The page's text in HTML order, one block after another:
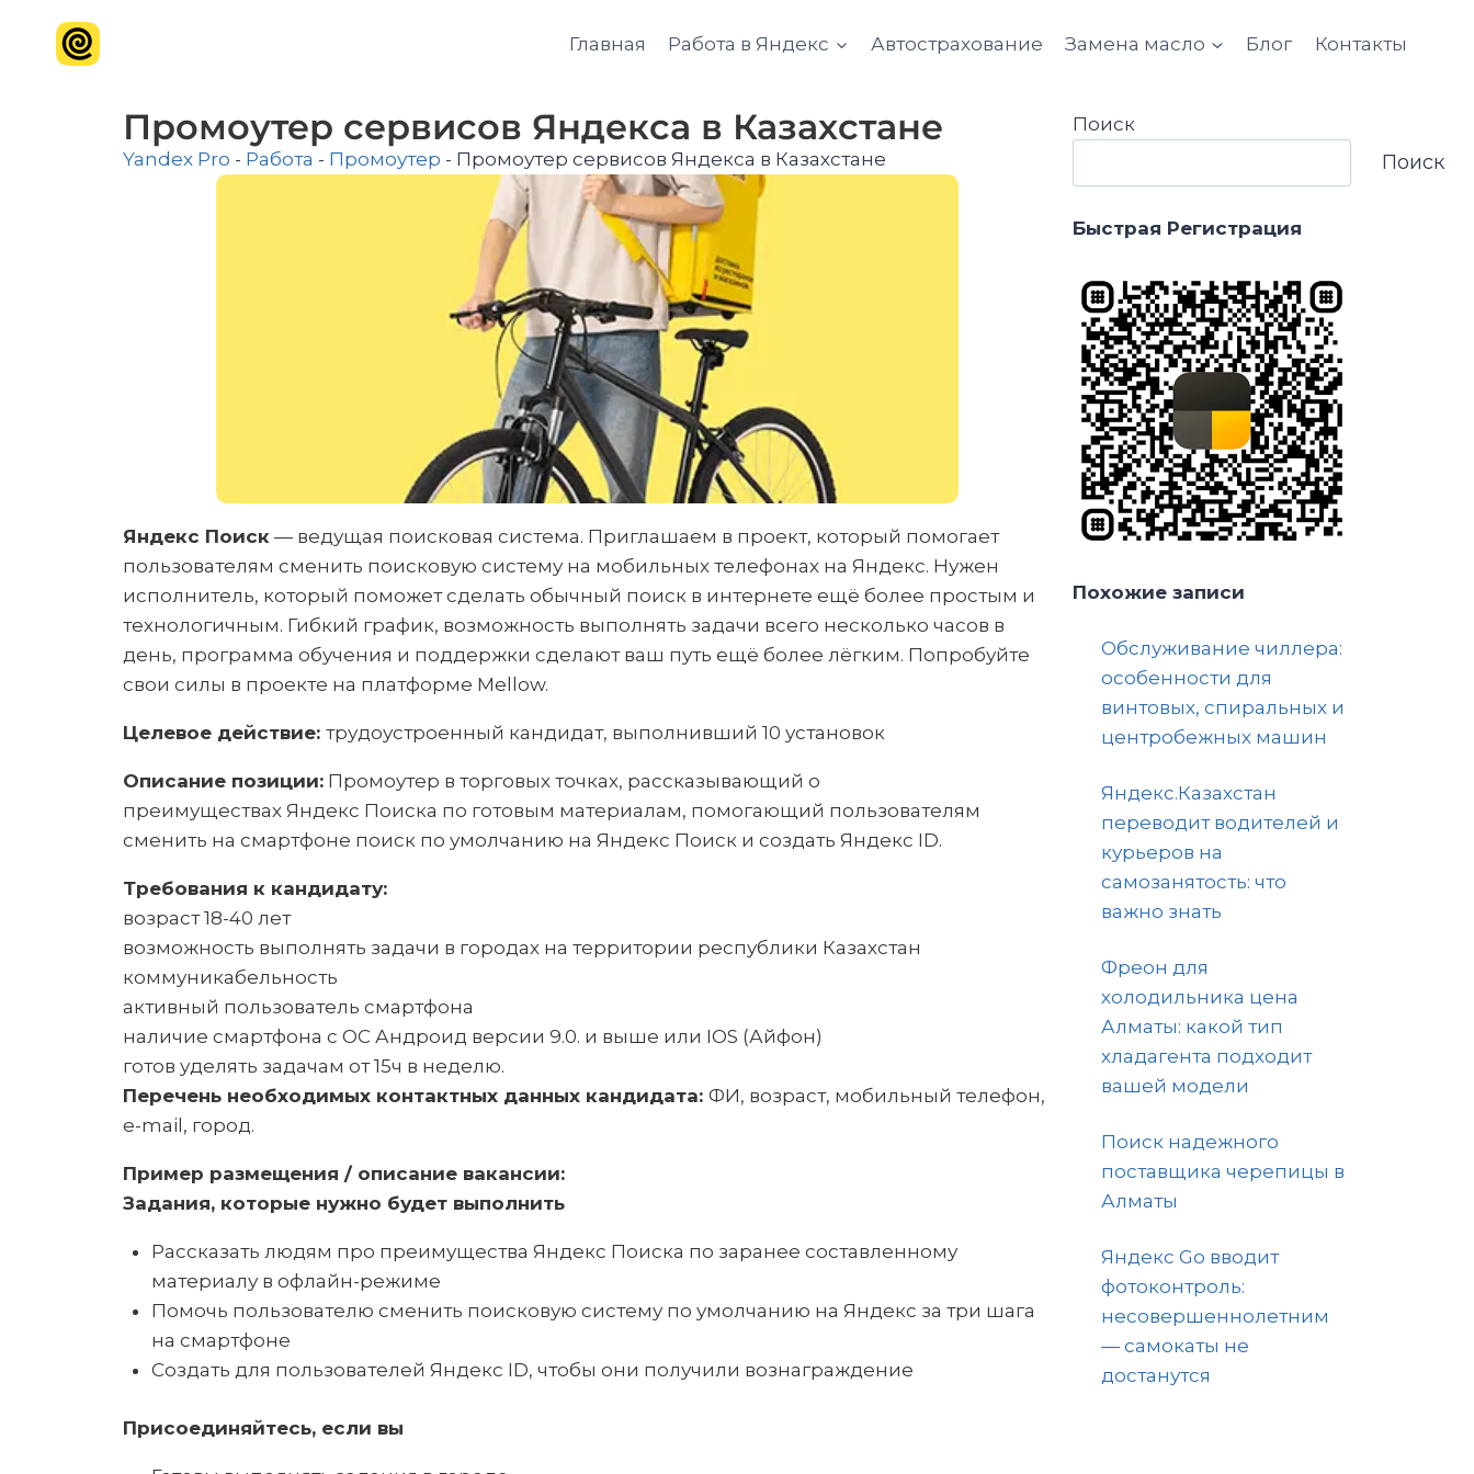
Главная Работа в Яндекс Автострахование Замена масло Блог Контакты
Промоутер сервисов Яндекса в Казахстане
Yandex Pro - Работа - Промоутер - Промоутер сервисов Яндекса в Казахстане
Яндекс Поиск — ведущая поисковая система. Приглашаем в проект, который помогает
пользователям сменить поисковую систему на мобильных телефонах на Яндекс. Нужен
исполнитель, который поможет сделать обычный поиск в интернете ещё более простым и
технологичным. Гибкий график, возможность выполнять задачи всего несколько часов в
день, программа обучения и поддержки сделают ваш путь ещё более лёгким. Попробуйте
свои силы в проекте на платформе Mellow.
Целевое действие: трудоустроенный кандидат, выполнивший 10 установок
Описание позиции: Промоутер в торговых точках, рассказывающий о
преимуществах Яндекс Поиска по готовым материалам, помогающий пользователям
сменить на смартфоне поиск по умолчанию на Яндекс Поиск и создать Яндекс ID.
Требования к кандидату:
возраст 18-40 лет
возможность выполнять задачи в городах на территории республики Казахстан
коммуникабельность
активный пользователь смартфона
наличие смартфона с ОС Андроид версии 9.0. и выше или IOS (Айфон)
готов уделять задачам от 15ч в неделю.
Перечень необходимых контактных данных кандидата: ФИ, возраст, мобильный телефон,
e-mail, город.
Пример размещения / описание вакансии:
Задания, которые нужно будет выполнить
Рассказать людям про преимущества Яндекс Поиска по заранее составленному
материалу в офлайн-режиме
Помочь пользователю сменить поисковую систему по умолчанию на Яндекс за три шага
на смартфоне
Создать для пользователей Яндекс ID, чтобы они получили вознаграждение
Присоединяйтесь, если вы
Поиск
Поиск
Быстрая Регистрация
Похожие записи
Обслуживание чиллера:
особенности для
винтовых, спиральных и
центробежных машин
Яндекс.Казахстан
переводит водителей и
курьеров на
самозанятость: что
важно знать
Фреон для
холодильника цена
Алматы: какой тип
хладагента подходит
вашей модели
Поиск надежного
поставщика черепицы в
Алматы
Яндекс Go вводит
фотоконтроль:
несовершеннолетним
— самокаты не
достанутся